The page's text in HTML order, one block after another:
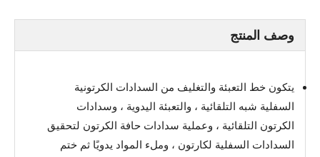
وصف المنتج
يتكون خط التعبئة والتغليف من السدادات الكرتونية
السفلية شبه التلقائية ، والتعبئة اليدوية ، وسدادات
الكرتون التلقائية ، وعملية سدادات حافة الكرتون لتحقيق
السدادات السفلية لكارتون ، وملء المواد يدويًا ثم ختم